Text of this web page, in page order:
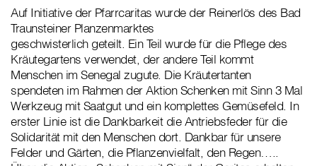
Auf Initiative der Pfarrcaritas wurde der Reinerlös des Bad
Traunsteiner Planzenmarktes
geschwisterlich geteilt. Ein Teil wurde für die Pflege des
Kräutegartens verwendet, der andere Teil kommt
Menschen im Senegal zugute. Die Kräutertanten
spendeten im Rahmen der Aktion Schenken mit Sinn 3 Mal
Werkzeug mit Saatgut und ein komplettes Gemüsefeld. In
erster Linie ist die Dankbarkeit die Antriebsfeder für die
Solidarität mit den Menschen dort. Dankbar für unsere
Felder und Gärten, die Pflanzenvielfalt, den Regen…..